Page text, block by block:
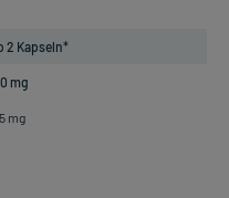
2 Kapseln*
mg
mg